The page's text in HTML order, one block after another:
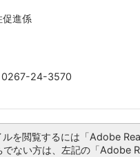
促進係
0267-24-3570
ルを閲覧するには「Adobe
でない方は、左記の「Adobe